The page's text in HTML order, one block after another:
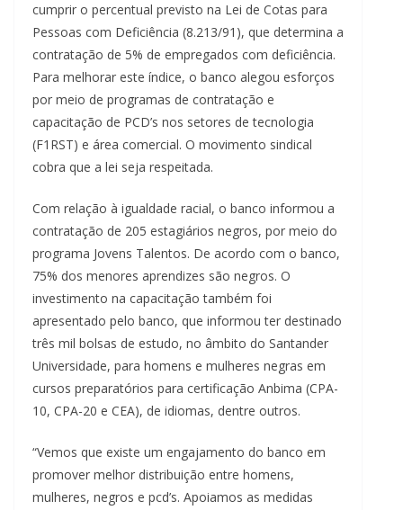
cumprir o percentual previsto na Lei de Cotas para
Pessoas com Deficiência (8.213/91), que determina a
contratação de 5% de empregados com deficiência.
Para melhorar este índice, o banco alegou esforços
por meio de programas de contratação e
capacitação de PCD’s nos setores de tecnologia
(F1RST) e área comercial. O movimento sindical
cobra que a lei seja respeitada.
Com relação à igualdade racial, o banco informou a
contratação de 205 estagiários negros, por meio do
programa Jovens Talentos. De acordo com o banco,
75% dos menores aprendizes são negros. O
investimento na capacitação também foi
apresentado pelo banco, que informou ter destinado
três mil bolsas de estudo, no âmbito do Santander
Universidade, para homens e mulheres negras em
cursos preparatórios para certificação Anbima (CPA-
10, CPA-20 e CEA), de idiomas, dentre outros.
“Vemos que existe um engajamento do banco em
promover melhor distribuição entre homens,
mulheres, negros e pcd’s. Apoiamos as medidas